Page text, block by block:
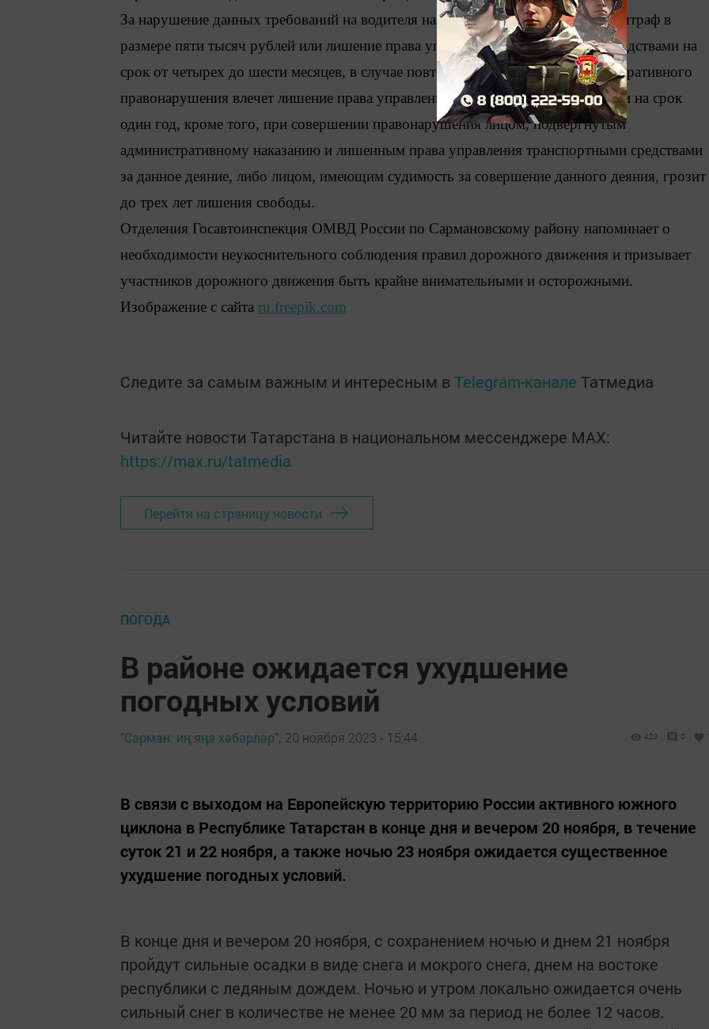
За нарушение данных требований на водителя налагается административный штраф в
размере пяти тысяч рублей или лишение права управления транспортными средствами на
срок от четырех до шести месяцев, в случае повторного совершения административного
правонарушения влечет лишение права управления транспортными средствами на срок
один год, кроме того, при совершении правонарушения лицом, подвергнутым
административному наказанию и лишенным права управления транспортными средствами
за данное деяние, либо лицом, имеющим судимость за совершение данного деяния, грозит
до трех лет лишения свободы.
Отделения Госавтоинспекция ОМВД России по Сармановскому району напоминает о
необходимости неукоснительного соблюдения правил дорожного движения и призывает
участников дорожного движения быть крайне внимательными и осторожными.
Изображение с сайта ru.freepik.com
Следите за самым важным и интересным в Telegram-канале Татмедиа
Читайте новости Татарстана в национальном мессенджере MАХ:
https://max.ru/tatmedia
Перейти на страницу новости
ПОГОДА
В районе ожидается ухудшение
погодных условий
"Сарман: иң яңа хәбәрләр", 20 ноября 2023 - 15:44 423 0
В связи с выходом на Европейскую территорию России активного южного
циклона в Республике Татарстан в конце дня и вечером 20 ноября, в течение
суток 21 и 22 ноября, а также ночью 23 ноября ожидается существенное
ухудшение погодных условий.
В конце дня и вечером 20 ноября, с сохранением ночью и днем 21 ноября
пройдут сильные осадки в виде снега и мокрого снега, днем на востоке
республики с ледяным дождем. Ночью и утром локально ожидается очень
сильный снег в количестве не менее 20 мм за период не более 12 часов.